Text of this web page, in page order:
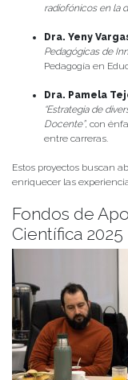
radiofónicos en la
Dra. Yeny
Pedagógicas de
Pedagogía en
Dra. Pamela
“Estrategia de
Docente”, con
entre carreras.
Estos proyectos buscan
enriquecer las
Fondos de
Científica 2025